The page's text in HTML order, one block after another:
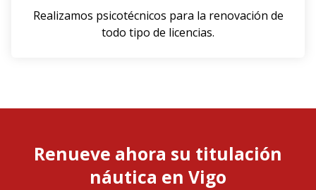
Realizamos psicotécnicos para la renovación de
todo tipo de licencias.
Renueve ahora su titulación
náutica en Vigo